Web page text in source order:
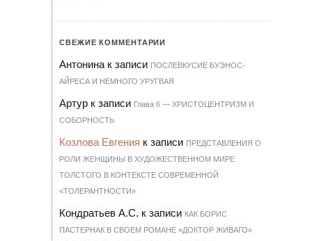
СВЕЖИЕ КОММЕНТАРИИ
Антонина к записи ПОСЛЕВКУСИЕ БУЭНОС-
АЙРЕСА И НЕМНОГО УРУГВАЯ
Артур к записи Гла­ва 6 — ХРИ­С­ТО­ЦЕН­Т­РИЗМ И
СО­БОР­НОСТЬ
Козлова Евгения к записи ПРЕДСТАВЛЕНИЯ О
РОЛИ ЖЕНЩИНЫ В ХУДОЖЕСТВЕННОМ МИРЕ
ТОЛСТОГО В КОНТЕКСТЕ СОВРЕМЕННОЙ
«ТОЛЕРАНТНОСТИ»
Кондратьев А.С. к записи КАК БОРИС
ПАСТЕРНАК В СВОЕМ РОМАНЕ «ДОКТОР ЖИВАГО»